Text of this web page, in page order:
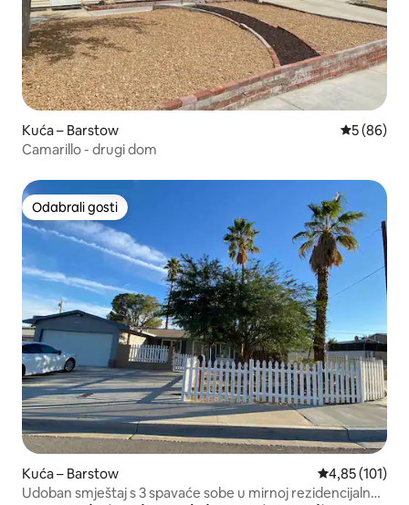
Kuća – Barstow Prosječna
5 (86)
Camarillo - drugi dom
Odabrali gosti
Odabrali gosti
Kuća – Barstow Prosječna
4,85 (101)
Udoban smještaj s 3 spavaće sobe u mirnoj rezidencijalnoj